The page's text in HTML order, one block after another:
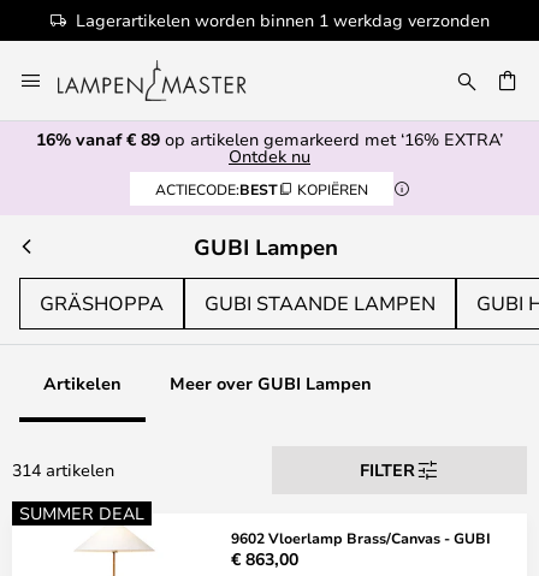
100+ designermerken
naar
de
inhoud
16% vanaf € 89 op artikelen gemarkeerd met ‘16% EXTRA’
Ontdek nu
ACTIECODE:BEST KOPIËREN
GUBI Lampen
GRÄSHOPPA GUBI STAANDE LAMPEN GUBI
Artikelen Meer over GUBI Lampen
314 artikelen
FILTER
SUMMER DEAL
9602 Vloerlamp Brass/Canvas - GUBI
€ 863,00